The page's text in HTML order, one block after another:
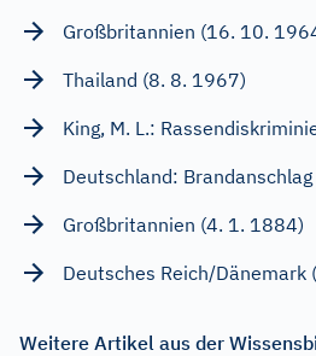
Großbritannien (16. 10.
Thailand (8. 8. 1967)
King, M. L.:
Deutschland: Brandanschlag
Großbritannien (4. 1. 1884)
Deutsches Reich/Dänemark
Weitere Artikel aus der